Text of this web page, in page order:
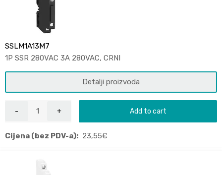
SSLM1A13M7
1P SSR 280VAC 3A 280VAC, CRNI
Detalji proizvoda
Add to cart
Cijena (bez PDV-a): 23,55€